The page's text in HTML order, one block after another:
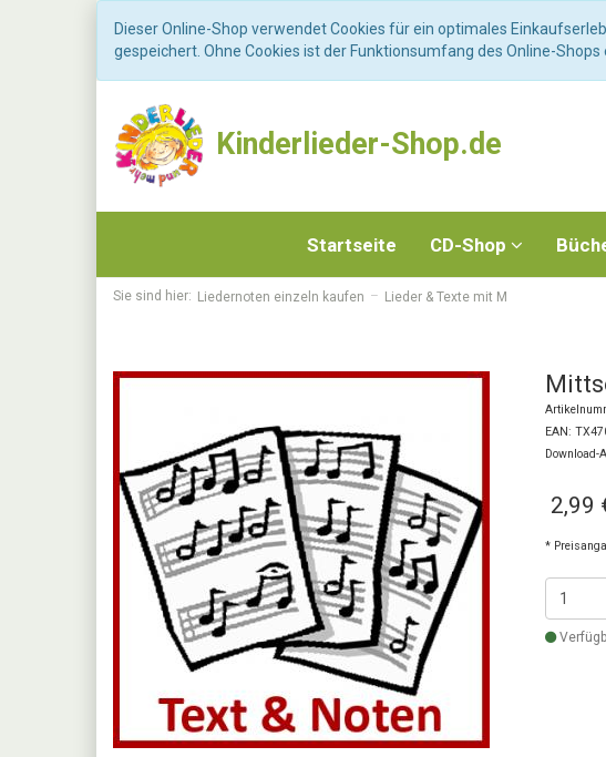
Dieser Online-Shop verwendet Cookies für ein optimales
gespeichert. Ohne Cookies ist der Funktionsumfang des Online-Shops
Kinderlieder-Shop.de
Startseite CD-Shop
Sie sind hier: Liedernoten einzeln kaufen Lieder & Texte mit M
EAN:
Download-
2,99
*